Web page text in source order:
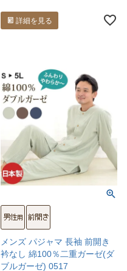
詳細を見る
メンズ パジャマ 長袖 前開き
衿なし 綿100％二重ガーゼ(ダ
ブルガーゼ) 0517